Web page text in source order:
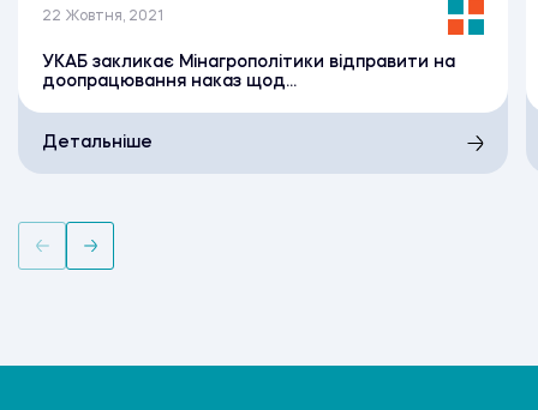
22 Жовтня, 2021
УКАБ закликає Мінагрополітики відправити на
доопрацювання наказ щод...
Детальніше